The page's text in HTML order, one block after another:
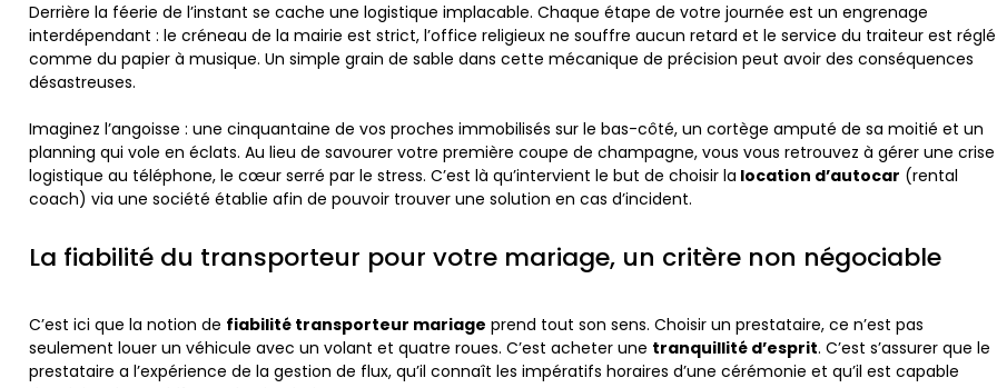
Derrière la féerie de l’instant se cache une logistique implacable. Chaque étape de votre journée est un engrenage
interdépendant : le créneau de la mairie est strict, l’office religieux ne souffre aucun retard et le service du traiteur est réglé
comme du papier à musique. Un simple grain de sable dans cette mécanique de précision peut avoir des conséquences
désastreuses.
Imaginez l’angoisse : une cinquantaine de vos proches immobilisés sur le bas-côté, un cortège amputé de sa moitié et un
planning qui vole en éclats. Au lieu de savourer votre première coupe de champagne, vous vous retrouvez à gérer une crise
logistique au téléphone, le cœur serré par le stress. C’est là qu’intervient le but de choisir la location d’autocar (rental
coach) via une société établie afin de pouvoir trouver une solution en cas d’incident.
La fiabilité du transporteur pour votre mariage, un critère non négociable
C’est ici que la notion de fiabilité transporteur mariage prend tout son sens. Choisir un prestataire, ce n’est pas
seulement louer un véhicule avec un volant et quatre roues. C’est acheter une tranquillité d’esprit. C’est s’assurer que le
prestataire a l’expérience de la gestion de flux, qu’il connaît les impératifs horaires d’une cérémonie et qu’il est capable